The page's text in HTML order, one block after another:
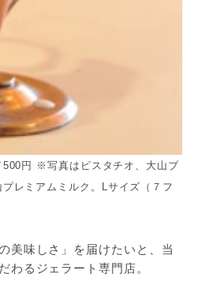
500円 ※写真はピスタチオ、大山ブ
レミアムミルク。Lサイズ（７フ
美味しさ」を届けたいと、当
わるジェラート専門店。